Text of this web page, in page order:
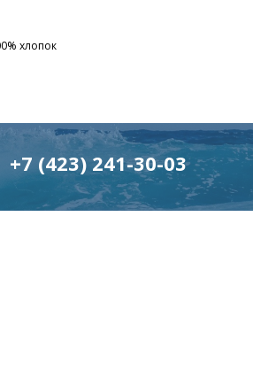
хлопок
+7 (423) 241-30-03